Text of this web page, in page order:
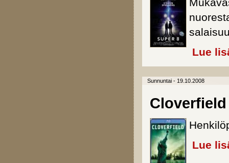
Lue
Sunnuntai - 19.10.2008
Lue